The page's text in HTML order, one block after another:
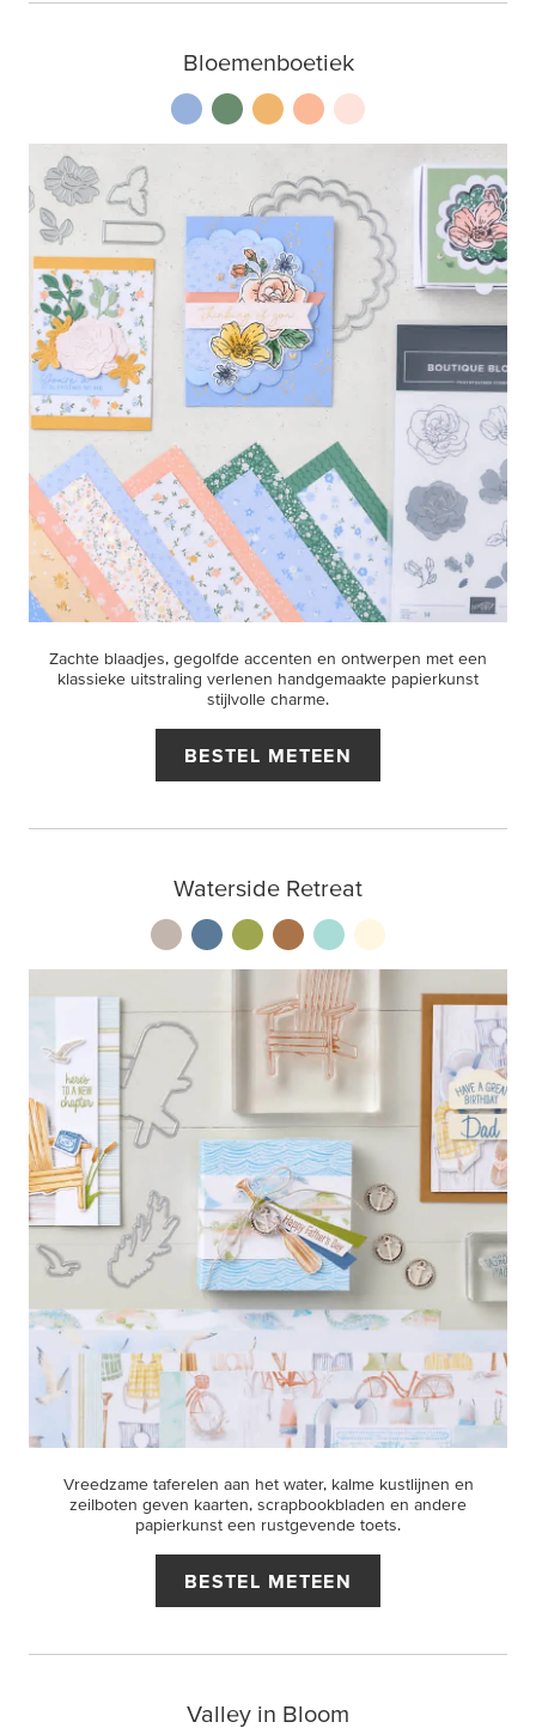
Bloemenboetiek
Zachte blaadjes, gegolfde accenten en ontwerpen met een
klassieke uitstraling verlenen handgemaakte papierkunst
stijlvolle charme.
BESTEL METEEN
Waterside Retreat
Vreedzame taferelen aan het water, kalme kustlijnen en
zeilboten geven kaarten, scrapbookbladen en andere
papierkunst een rustgevende toets.
BESTEL METEEN
Valley in Bloom